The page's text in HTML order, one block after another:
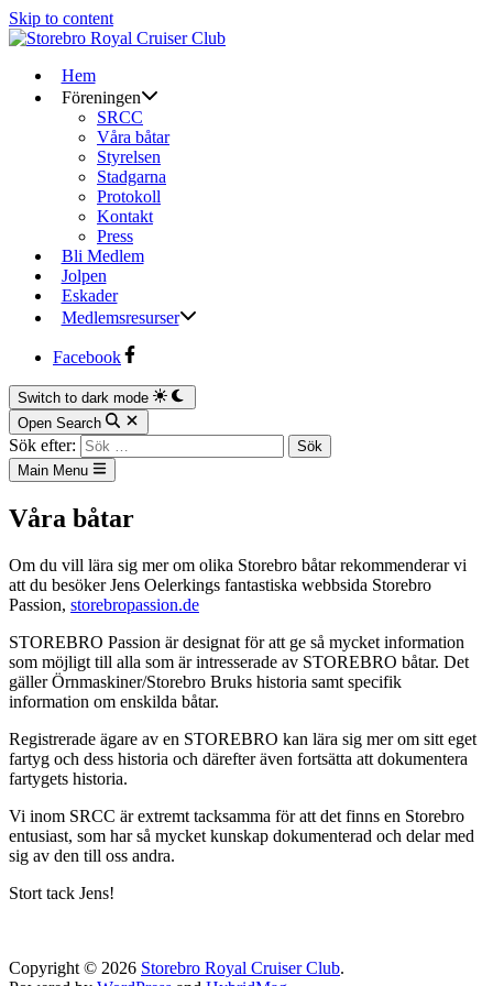
Skip to content
Hem
Föreningen
SRCC
Våra båtar
Styrelsen
Stadgarna
Protokoll
Kontakt
Press
Bli Medlem
Jolpen
Eskader
Medlemsresurser
Facebook
Switch to dark mode
Open Search
Sök efter:
Main Menu
Våra båtar
Om du vill lära sig mer om olika Storebro båtar rekommenderar vi
att du besöker Jens Oelerkings fantastiska webbsida Storebro
Passion, storebropassion.de
STOREBRO Passion är designat för att ge så mycket information
som möjligt till alla som är intresserade av STOREBRO båtar. Det
gäller Örnmaskiner/Storebro Bruks historia samt specifik
information om enskilda båtar.
Registrerade ägare av en STOREBRO kan lära sig mer om sitt eget
fartyg och dess historia och därefter även fortsätta att dokumentera
fartygets historia.
Vi inom SRCC är extremt tacksamma för att det finns en Storebro
entusiast, som har så mycket kunskap dokumenterad och delar med
sig av den till oss andra.
Stort tack Jens!
Copyright © 2026 Storebro Royal Cruiser Club.